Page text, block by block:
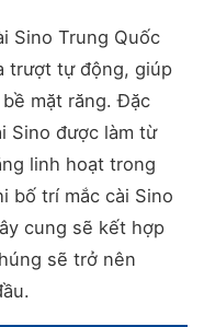
Sino Trung Quốc
trượt tự động, giúp
mặt răng. Đặc
Sino được làm từ
linh hoạt trong
bố trí mắc cài Sino
cung sẽ kết hợp
sẽ trở nên